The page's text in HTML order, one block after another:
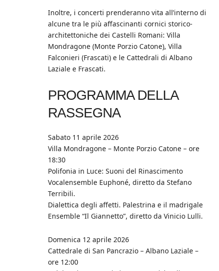
Inoltre, i concerti prenderanno vita all’interno di
alcune tra le più affascinanti cornici storico-
architettoniche dei Castelli Romani: Villa
Mondragone (Monte Porzio Catone), Villa
Falconieri (Frascati) e le Cattedrali di Albano
Laziale e Frascati.
PROGRAMMA DELLA
RASSEGNA
Sabato 11 aprile 2026
Villa Mondragone – Monte Porzio Catone – ore
18:30
Polifonia in Luce: Suoni del Rinascimento
Vocalensemble Euphoné, diretto da Stefano
Terribili.
Dialettica degli affetti. Palestrina e il madrigale
Ensemble “Il Giannetto”, diretto da Vinicio Lulli.
Domenica 12 aprile 2026
Cattedrale di San Pancrazio – Albano Laziale –
ore 12:00